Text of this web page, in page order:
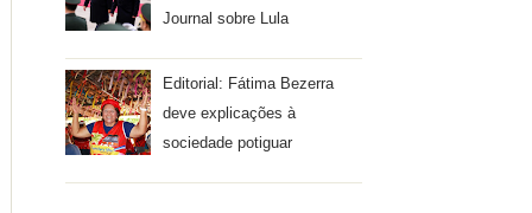
Journal sobre Lula
Editorial: Fátima Bezerra
deve explicações à
sociedade potiguar